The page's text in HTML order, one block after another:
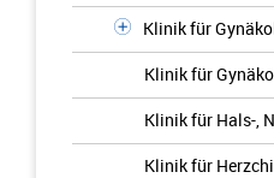
Klinik für
Klinik für
Klinik für Hals-,
Klinik für